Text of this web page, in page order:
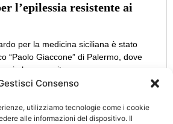
Consenso
utilizziamo tecnologie come i cookie
alle informazioni del dispositivo. Il
l’epilessia resistente ai
per la medicina siciliana è stato
“Paolo Giaccone” di Palermo, dove
ha eseguito con successo un